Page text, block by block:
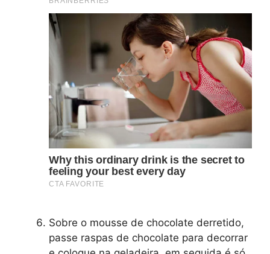
Sobre o mousse de chocolate derretido,
passe raspas de chocolate para decorrar